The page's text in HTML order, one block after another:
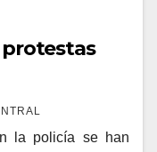
protestas
la policía se han